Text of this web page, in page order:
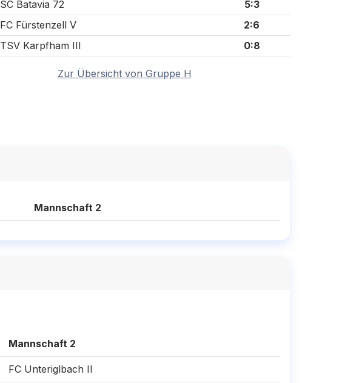
SC Batavia 72
5:3
FC Fürstenzell V
2:6
TSV Karpfham III 0:8
Zur Übersicht von Gruppe H
Mannschaft 2
Mannschaft 2
FC Unteriglbach II